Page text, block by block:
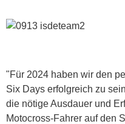
"Für 2024 haben wir den
Six Days erfolgreich zu
die nötige Ausdauer und
Motocross-Fahrer auf den